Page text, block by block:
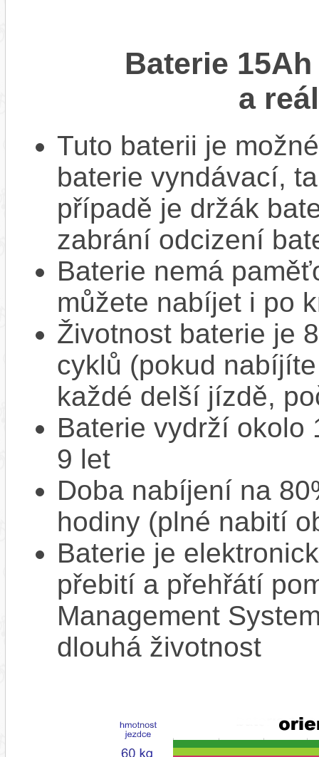
Baterie
a
Tuto baterii je
baterie vyndávací,
případě je držák
zabrání odcizení
Baterie nemá
můžete nabíjet i po
Životnost baterie je
cyklů (pokud
každé delší jízdě,
Baterie vydrží okolo
9 let
Doba nabíjení na
hodiny (plné nabití
Baterie je
přebití a přehřátí
Management
dlouhá životnost